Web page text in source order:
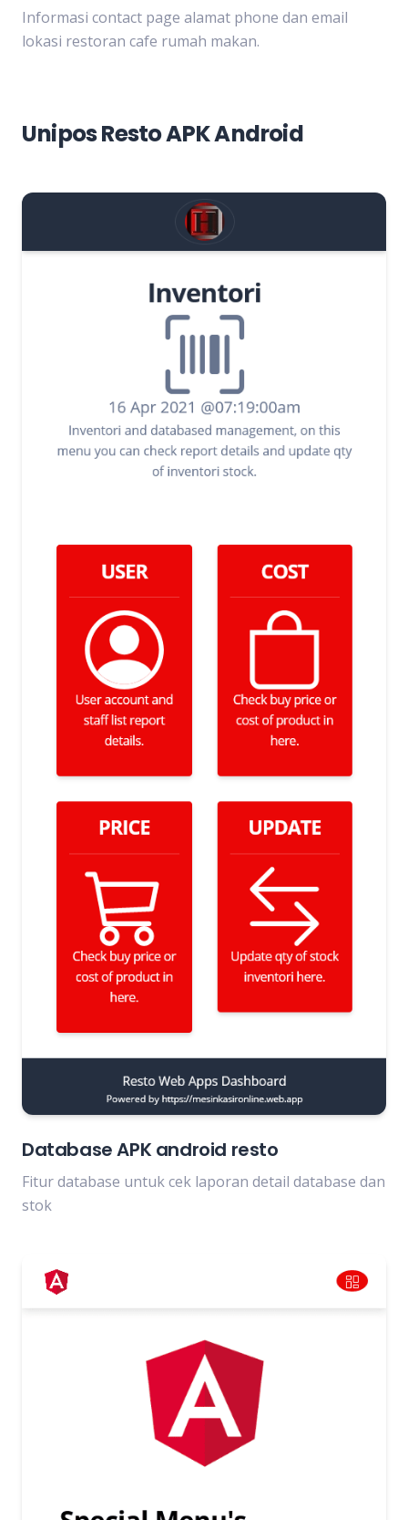
Informasi contact page alamat phone dan email
lokasi restoran cafe rumah makan.
Unipos Resto APK Android
Database APK android resto
Fitur database untuk cek laporan detail database dan
stok